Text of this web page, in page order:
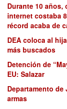
Durante 10 años,
internet costaba
récord acaba de
DEA coloca al
más buscados
Detención de
EU: Salazar
Departamento
armas